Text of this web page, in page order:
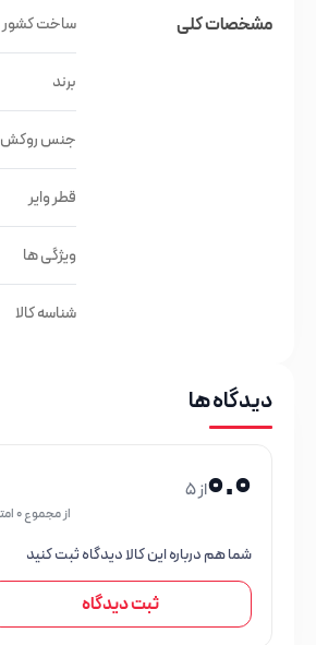
مشخصات کلی ساخت کشور
برند
جنس روکش
قطر وایر
ویژگی ها
شناسه کالا
دیدگاه ها
0.0از 5
از مجموع 0 امتیاز
شما هم درباره این کالا دیدگاه ثبت کنید
ثبت دیدگاه